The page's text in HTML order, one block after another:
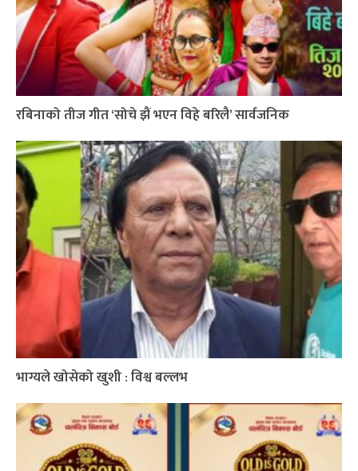
रबिनाको तीज गीत ‘सोचे झैं भएन विहे बरिलै’ सार्वजनिक
भाग्यले खोसेको खुशी : विश्व बल्लभ